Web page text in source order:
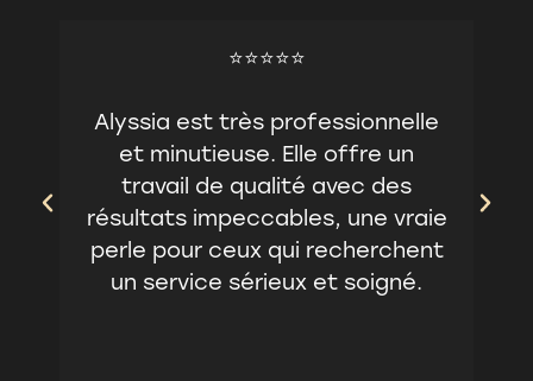
⭐⭐⭐⭐⭐
Alyssia est très professionnelle
et minutieuse. Elle offre un
travail de qualité avec des
résultats impeccables, une vraie
perle pour ceux qui recherchent
un service sérieux et soigné.